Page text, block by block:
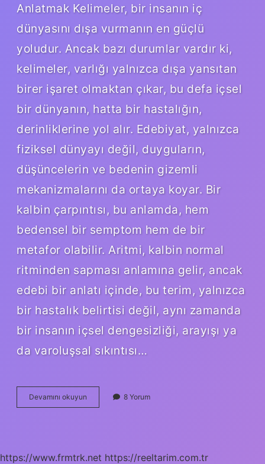
Anlatmak Kelimeler, bir insanın iç
dünyasını dışa vurmanın en güçlü
yoludur. Ancak bazı durumlar vardır ki,
kelimeler, varlığı yalnızca dışa yansıtan
birer işaret olmaktan çıkar, bu defa içsel
bir dünyanın, hatta bir hastalığın,
derinliklerine yol alır. Edebiyat, yalnızca
fiziksel dünyayı değil, duyguların,
düşüncelerin ve bedenin gizemli
mekanizmalarını da ortaya koyar. Bir
kalbin çarpıntısı, bu anlamda, hem
bedensel bir semptom hem de bir
metafor olabilir. Aritmi, kalbin normal
ritminden sapması anlamına gelir, ancak
edebi bir anlatı içinde, bu terim, yalnızca
bir hastalık belirtisi değil, aynı zamanda
bir insanın içsel dengesizliği, arayışı ya
da varoluşsal sıkıntısı…
Devamını okuyun
olup
8 Yorum
https://www.frmtrk.net https://reeltarim.com.tr